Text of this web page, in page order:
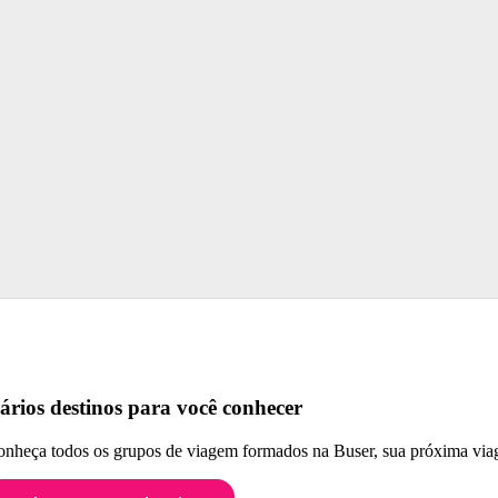
destinos para você conhecer
todos os grupos de viagem formados na Buser, sua próxima